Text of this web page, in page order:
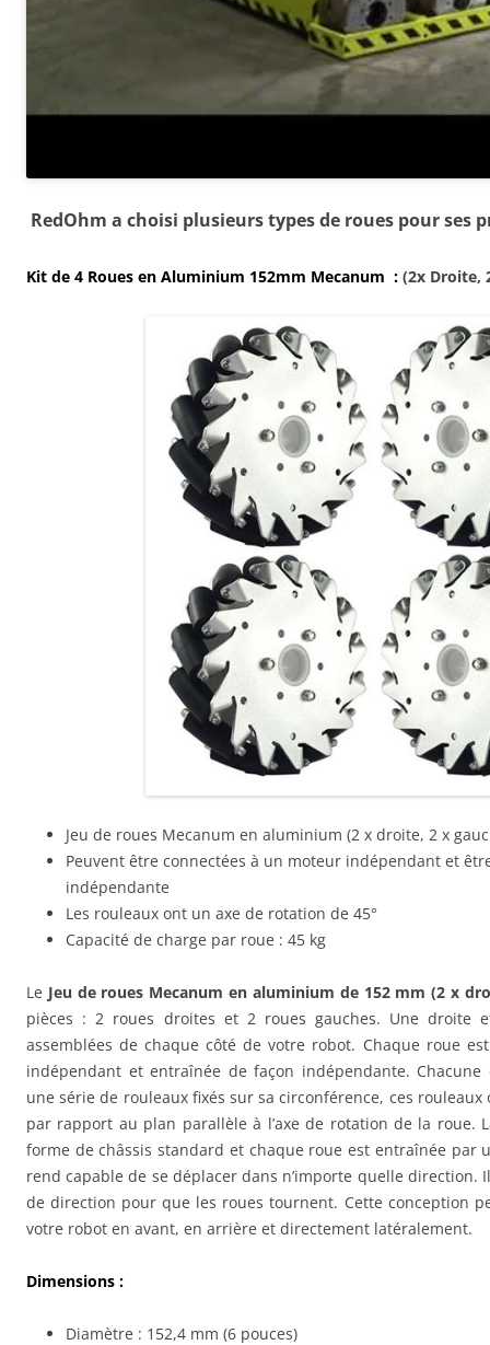
RedOhm a choisi plusieurs types de roues pour ses
Kit de 4 Roues en Aluminium 152mm Mecanum : (2x Droite,
Jeu de roues Mecanum en aluminium (2 x droite, 2 x
Peuvent être connectées à un moteur indépendant et
indépendante
Les rouleaux ont un axe de rotation de 45°
Capacité de charge par roue : 45 kg
Le Jeu de roues Mecanum en aluminium de 152 mm (2 x
pièces : 2 roues droites et 2 roues gauches. Une droite
assemblées de chaque côté de votre robot. Chaque roue
indépendant et entraînée de façon indépendante.
une série de rouleaux fixés sur sa circonférence, ces
par rapport au plan parallèle à l’axe de rotation de la roue.
forme de châssis standard et chaque roue est entraînée par
rend capable de se déplacer dans n’importe quelle direction.
de direction pour que les roues tournent. Cette conception
votre robot en avant, en arrière et directement latéralement.
Dimensions :
Diamètre : 152,4 mm (6 pouces)